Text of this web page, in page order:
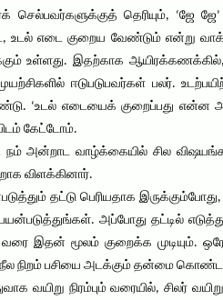
செல்பவர்களுக்குத் தெரியும், ‘ஜே
உடல் எடை குறைய வேண்டும் என்று
உள்ளது. இதற்காக ஆயிரக்கணக்கில்,
ஈடுபடுபவர்கள் பலர்.
‘உடல் எடையைக் குறைப்பது
கேட்டோம்.
அன்றாட வாழ்க்கையில் சில
விளக்கினார்.
தட்டு பெரியதாக
அப்போது தட்டில்
வரை இதன் மூலம் குறைக்க முடியும்.
நிறம் பசியை அடக்கும் தன்மை
வயிறு நிரம்பும் வரையில், சிலர்